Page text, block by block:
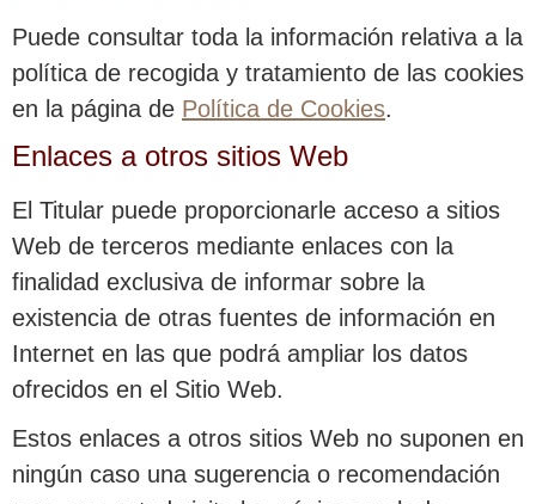
Puede consultar toda la información relativa a la
política de recogida y tratamiento de las cookies
en la página de Política de Cookies.
Enlaces a otros sitios Web
El Titular puede proporcionarle acceso a sitios
Web de terceros mediante enlaces con la
finalidad exclusiva de informar sobre la
existencia de otras fuentes de información en
Internet en las que podrá ampliar los datos
ofrecidos en el Sitio Web.
Estos enlaces a otros sitios Web no suponen en
ningún caso una sugerencia o recomendación